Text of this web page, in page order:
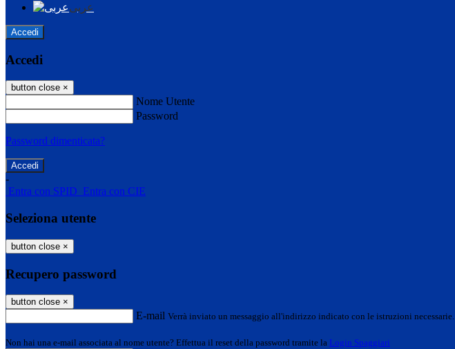
عربى
Accedi
Accedi
button close ×
Nome Utente
Password
Password dimenticata?
-
Entra con SPID Entra con CIE
Seleziona utente
button close ×
Recupero password
button close ×
E-mail Verrà inviato un messaggio all'indirizzo indicato con le istruzioni necessarie.
Non hai una e-mail associata al nome utente? Effettua il reset della password tramite la Login Spaggiari